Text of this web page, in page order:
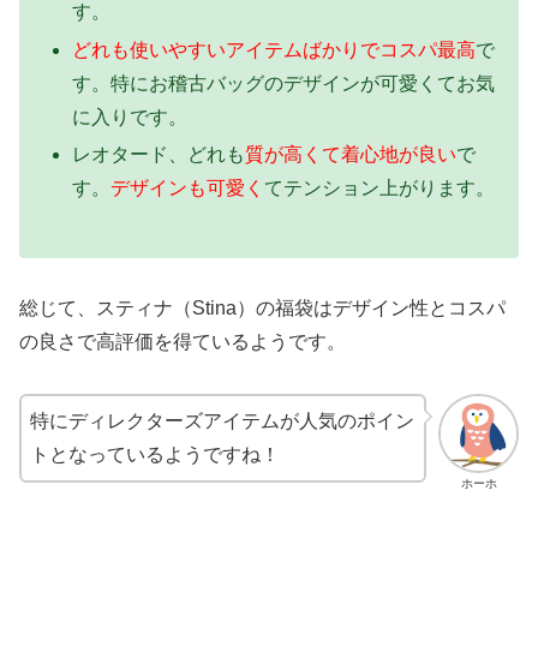
す。
どれも使いやすいアイテムばかりでコスパ最高で
す。特にお稽古バッグのデザインが可愛くてお気
に入りです。
レオタード、どれも質が高くて着心地が良いで
す。 デザインも可愛く てテンション上がります。
総じて、スティナ（Stina）の福袋はデザイン性とコスパ
の良さで高評価を得ているようです。
ホーホ
特にディレクターズアイテムが人気のポイン
トとなっているようですね！